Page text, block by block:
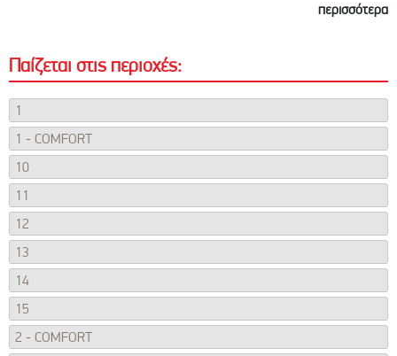
περισσότερα
Παίζεται στις περιοχές:
1
1 - COMFORT
10
11
12
13
14
15
2 - COMFORT